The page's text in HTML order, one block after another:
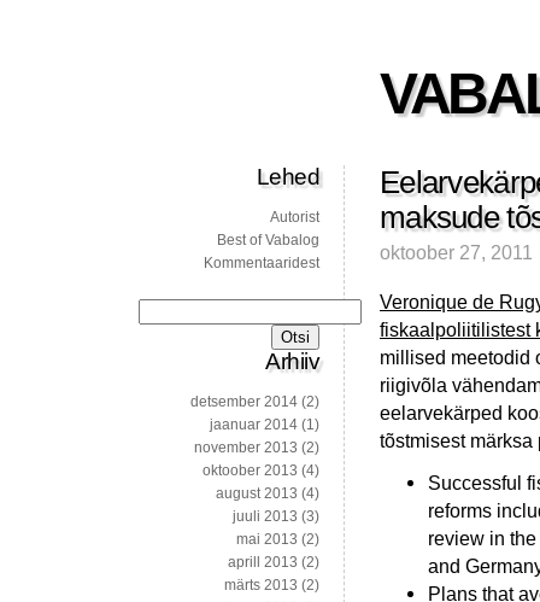
maksude
oktoober 27, 2011
Veronique de
fiskaalpoliitilistest
millised meetodid
riigivõla
eelarvekärped
tõstmisest
Successful
reforms
review in
and
Plans that
Lehed
Autorist
Best of Vabalog
Kommentaaridest
Arhiiv
detsember 2014 (2)
jaanuar 2014 (1)
november 2013 (2)
oktoober 2013 (4)
august 2013 (4)
juuli 2013 (3)
mai 2013 (2)
aprill 2013 (2)
märts 2013 (2)